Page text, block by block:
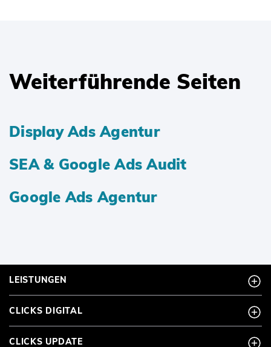
Weiterführende Seiten
Display Ads Agentur
SEA & Google Ads Audit
Google Ads Agentur
LEISTUNGEN
CLICKS DIGITAL
CLICKS UPDATE